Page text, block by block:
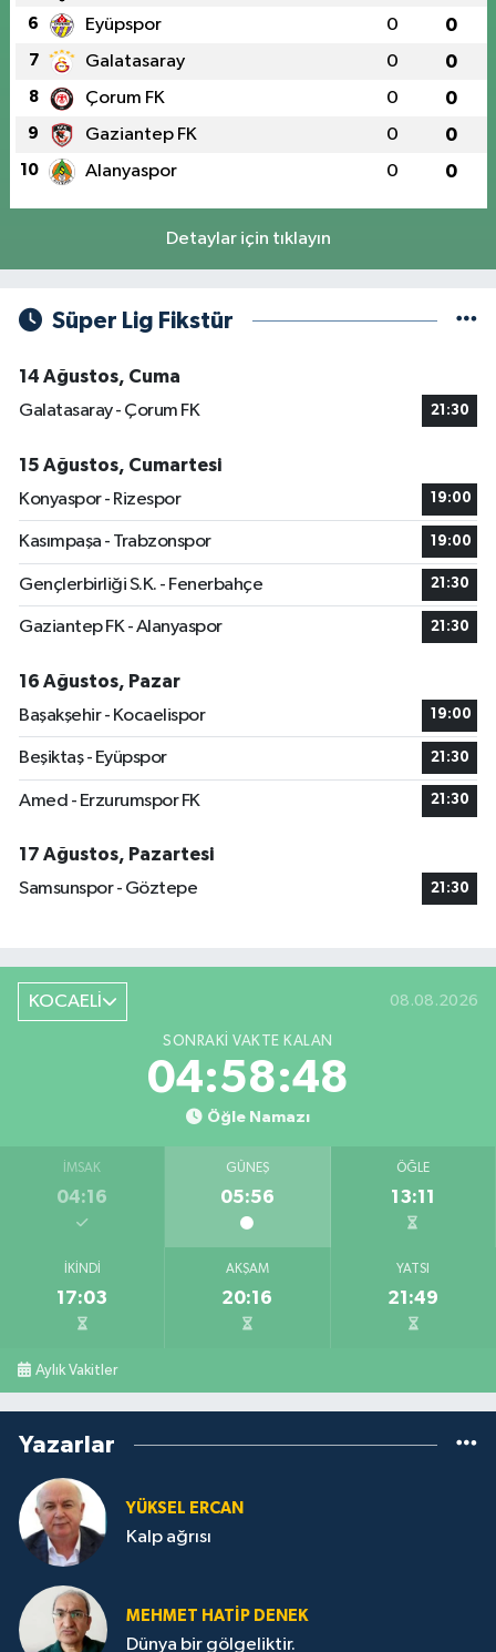
6 Eyüpspor 0 0
7 Galatasaray 0 0
8 Çorum FK 0 0
9 Gaziantep FK 0 0
10 Alanyaspor 0 0
Detaylar için tıklayın
Süper Lig Fikstür
14 Ağustos, Cuma
Galatasaray - Çorum FK
21:30
15 Ağustos, Cumartesi
Konyaspor - Rizespor
19:00
Kasımpaşa - Trabzonspor 19:00
Gençlerbirliği S.K. - Fenerbahçe 21:30
Gaziantep FK - Alanyaspor 21:30
16 Ağustos, Pazar
Başakşehir - Kocaelispor
19:00
Beşiktaş - Eyüpspor 21:30
Amed - Erzurumspor FK 21:30
17 Ağustos, Pazartesi
Samsunspor - Göztepe
21:30
KOCAELİ 08.08.2026
SONRAKI VAKTE KALAN
04:58:47
Öğle Namazı
İMSAK
04:16
GÜNEŞ
05:56
ÖĞLE
13:11
İKINDI
17:03
AKŞAM
20:16
YATSI
21:49
Aylık Vakitler
Yazarlar
YÜKSEL ERCAN
Kalp ağrısı
MEHMET HATİP DENEK
Dünya bir gölgeliktir.